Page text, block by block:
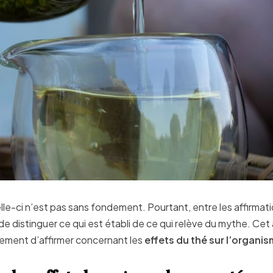
ci n’est pas sans fondement. Pourtant, entre les
distinguer ce qui est établi de ce qui relève du mythe. Cet
d’affirmer concernant les effets du thé sur